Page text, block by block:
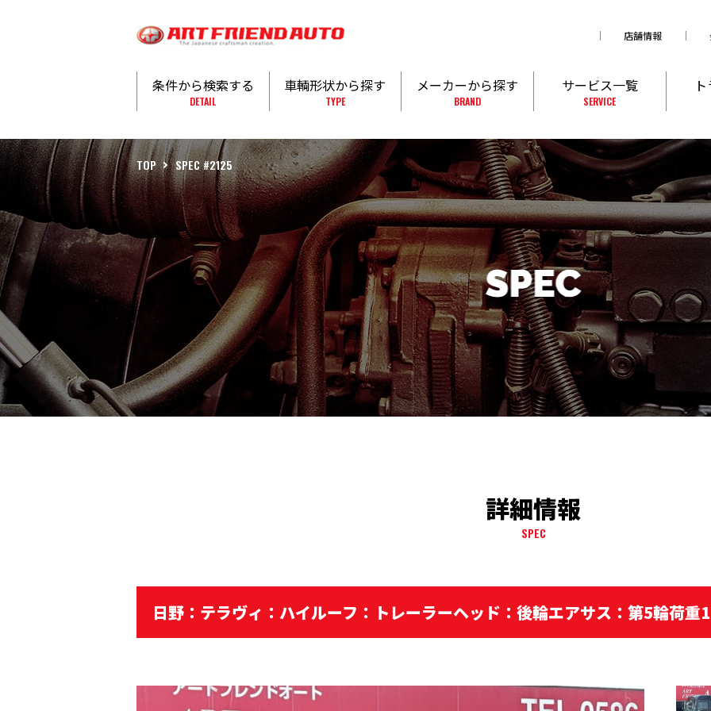
店舗情報
条件から検索する
DETAIL
車輌形状から探す
TYPE
メーカーから探す
BRAND
サービス一覧
SERVICE
TOP SPEC #2125
詳細情報
SPEC
日野：テラヴィ：ハイルーフ：トレーラーヘッド：後輪エアサス：第5輪荷重